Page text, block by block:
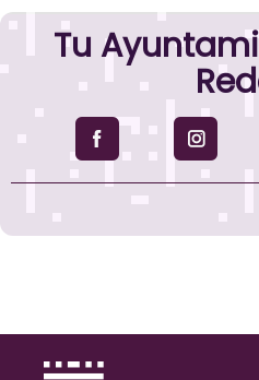
Ayuntamiento
de
Palencia
al
minuto
de
silencio
por
de
las
Tu